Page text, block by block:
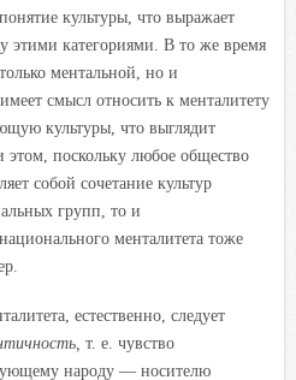
культуры, что выражает
этими категориями. В то же время
ментальной, но и
смысл относить к менталитету
культуры, что выглядит
этом, поскольку любое общество
собой сочетание культур
групп, то и
менталитета тоже
естественно, следует
т. е. чувство
народу — носителю